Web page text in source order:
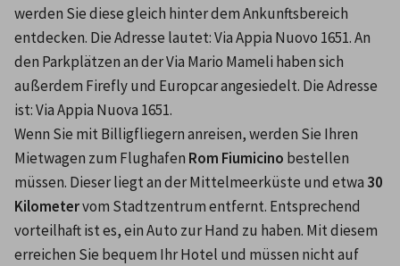
werden Sie diese gleich hinter dem Ankunftsbereich
entdecken. Die Adresse lautet: Via Appia Nuovo 1651. An
den Parkplätzen an der Via Mario Mameli haben sich
außerdem Firefly und Europcar angesiedelt. Die Adresse
ist: Via Appia Nuova 1651.
Wenn Sie mit Billigfliegern anreisen, werden Sie Ihren
Mietwagen zum Flughafen Rom Fiumicino bestellen
müssen. Dieser liegt an der Mittelmeerküste und etwa 30
Kilometer vom Stadtzentrum entfernt. Entsprechend
vorteilhaft ist es, ein Auto zur Hand zu haben. Mit diesem
erreichen Sie bequem Ihr Hotel und müssen nicht auf